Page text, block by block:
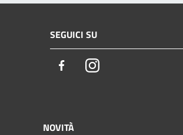
SEGUICI SU
FacebookInstagram
NOVITÀ